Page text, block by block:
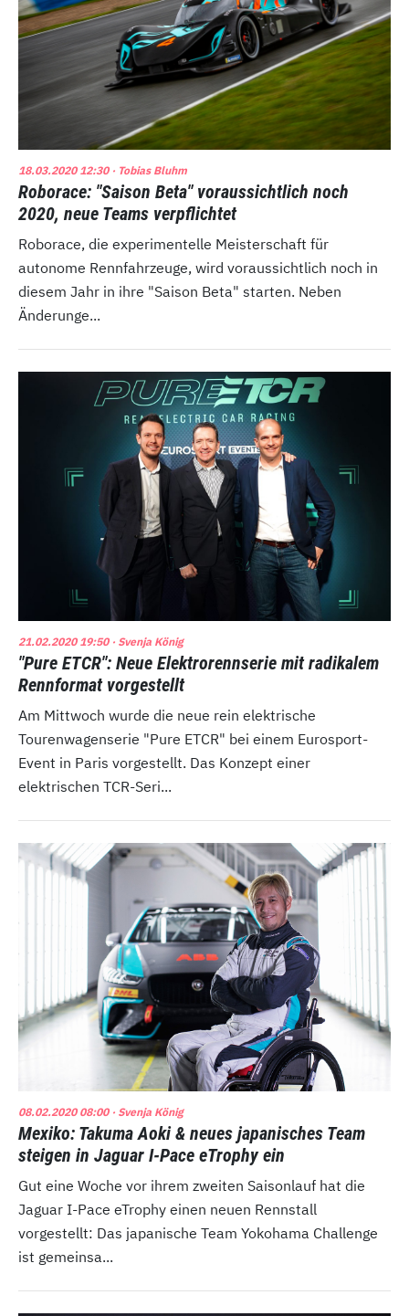
18.03.2020 12:30· Tobias Bluhm
Roborace: "Saison Beta" voraussichtlich noch
2020, neue Teams verpflichtet
Roborace, die experimentelle Meisterschaft für
autonome Rennfahrzeuge, wird voraussichtlich noch in
diesem Jahr in ihre "Saison Beta" starten. Neben
Änderunge...
21.02.2020 19:50· Svenja König
"Pure ETCR": Neue Elektrorennserie mit radikalem
Rennformat vorgestellt
Am Mittwoch wurde die neue rein elektrische
Tourenwagenserie "Pure ETCR" bei einem Eurosport-
Event in Paris vorgestellt. Das Konzept einer
elektrischen TCR-Seri...
08.02.2020 08:00· Svenja König
Mexiko: Takuma Aoki & neues japanisches Team
steigen in Jaguar I-Pace eTrophy ein
Gut eine Woche vor ihrem zweiten Saisonlauf hat die
Jaguar I-Pace eTrophy einen neuen Rennstall
vorgestellt: Das japanische Team Yokohama Challenge
ist gemeinsa...